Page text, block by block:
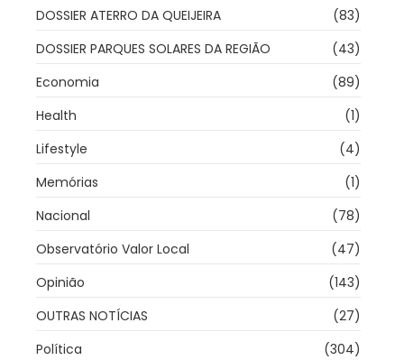
DOSSIER ATERRO DA QUEIJEIRA
(83)
DOSSIER PARQUES SOLARES DA REGIÃO
(43)
Economia
(89)
Health
(1)
Lifestyle
(4)
Memórias
(1)
Nacional
(78)
Observatório Valor Local
(47)
Opinião
(143)
OUTRAS NOTÍCIAS
(27)
Política
(304)